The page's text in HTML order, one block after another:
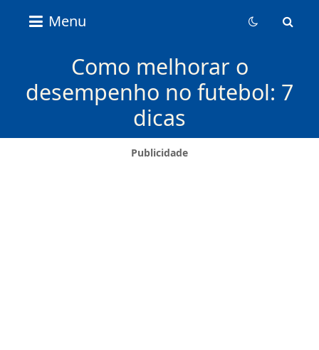
Content Menu
Como melhorar o
desempenho no futebol: 7
dicas